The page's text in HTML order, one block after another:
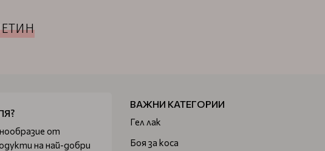
от
на най-добри
ВАЖНИ КАТЕГОРИИ
Гел лак
Боя за коса